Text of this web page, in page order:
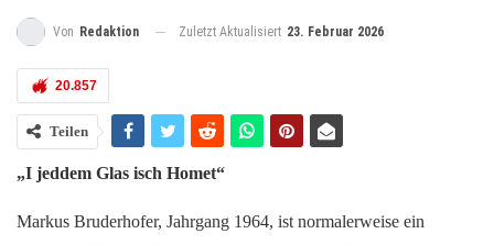
Von Redaktion Zuletzt Aktualisiert 23. Februar 2026
20.857
Teilen
„I jeddem Glas isch Homet“
Markus Bruderhofer, Jahrgang 1964, ist normalerweise ein